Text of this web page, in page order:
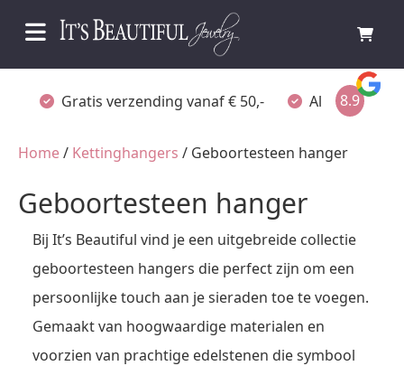
Gratis verzending vanaf € 50,- Altijd verpakt
8.9
Home/ Kettinghangers / Geboortesteen hanger
Geboortesteen hanger
Bij It’s Beautiful vind je een uitgebreide collectie
geboortesteen hangers die perfect zijn om een
persoonlijke touch aan je sieraden toe te voegen.
Gemaakt van hoogwaardige materialen en
voorzien van prachtige edelstenen die symbool